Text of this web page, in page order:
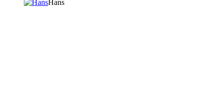
Hans